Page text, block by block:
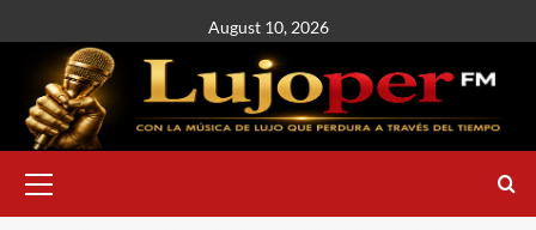
August 10, 2026